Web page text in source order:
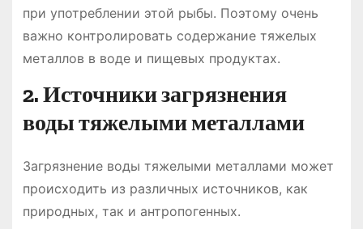
при употреблении этой рыбы. Поэтому очень
важно контролировать содержание тяжелых
металлов в воде и пищевых продуктах.
2. Источники загрязнения
воды тяжелыми металлами
Загрязнение воды тяжелыми металлами может
происходить из различных источников, как
природных, так и антропогенных.